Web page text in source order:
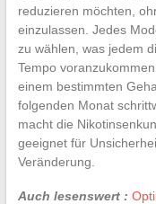
reduzieren möchten,
einzulassen. Jedes
zu wählen, was jedem
Tempo
einem bestimmten
folgenden Monat
macht die
geeignet für
Veränderung.
Auch lesenswert :